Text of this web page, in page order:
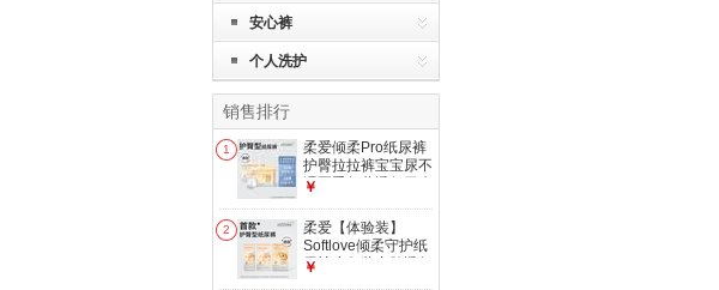
安心裤
个人洗护
销售排行
1
柔爱倾柔Pro纸尿裤
护臀拉拉裤宝宝尿不
湿夏季超薄透气干爽
26片
￥
2
柔爱【体验装】
Softlove倾柔守护纸
尿裤小包装亲肤透气
￥